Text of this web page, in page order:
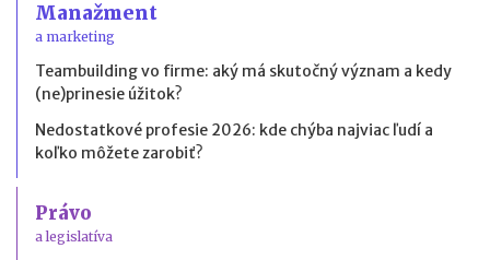
Manažment
a marketing
Teambuilding vo firme: aký má skutočný význam a kedy
(ne)prinesie úžitok?
Nedostatkové profesie 2026: kde chýba najviac ľudí a
koľko môžete zarobiť?
Právo
a legislatíva